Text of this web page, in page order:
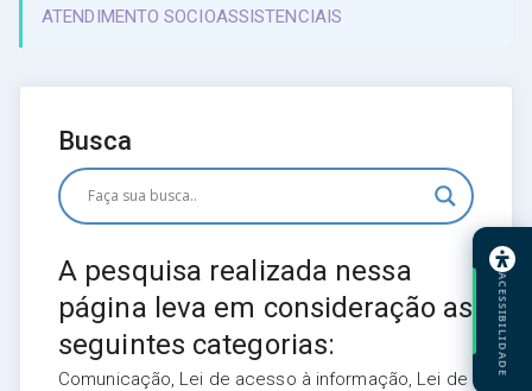
ATENDIMENTO SOCIOASSISTENCIAIS
Busca
A pesquisa realizada nessa
página leva em consideração as
seguintes categorias:
Comunicação, Lei de acesso à informação, Lei de
ACESSIBILIDADE